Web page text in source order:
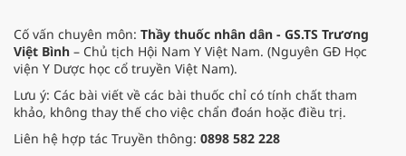
Cố vấn chuyên môn: Thầy thuốc nhân dân - GS.TS Trương
Việt Bình – Chủ tịch Hội Nam Y Việt Nam. (Nguyên GĐ Học
viện Y Dược học cổ truyền Việt Nam).
Lưu ý: Các bài viết về các bài thuốc chỉ có tính chất tham
khảo, không thay thế cho việc chẩn đoán hoặc điều trị.
Liên hệ hợp tác Truyền thông: 0898 582 228